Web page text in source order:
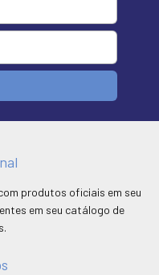
produtos oficiais em seu
em seu catálogo de